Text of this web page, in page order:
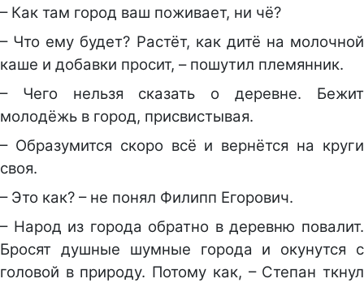
– Как там город ваш поживает, ни чё?
– Что ему будет? Растёт, как дитё на молочной
каше и добавки просит, – пошутил племянник.
– Чего нельзя сказать о деревне. Бежит
молодёжь в город, присвистывая.
– Образумится скоро всё и вернётся на круги
своя.
– Это как? – не понял Филипп Егорович.
– Народ из города обратно в деревню повалит.
Бросят душные шумные города и окунутся с
головой в природу. Потому как, – Степан ткнул